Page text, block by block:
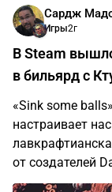
Сардж
Игры2г
В Steam
в бильярд с
«Sink some
настраивает
от создателей